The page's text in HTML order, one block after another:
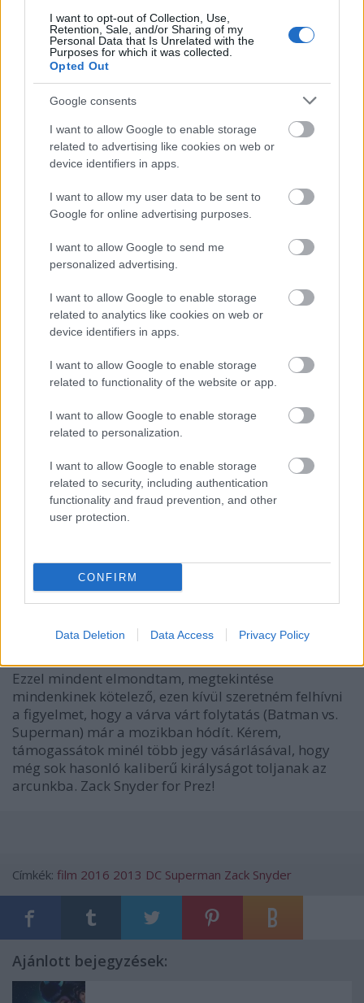
I want to opt-out of Collection, Use,
Retention, Sale, and/or Sharing of my
Personal Data that Is Unrelated with the
Purposes for which it was collected.
Opted Out
Google consents
I want to allow Google to enable storage
related to advertising like cookies on web or
device identifiers in apps.
I want to allow my user data to be sent to
Google for online advertising purposes.
I want to allow Google to send me
personalized advertising.
I want to allow Google to enable storage
related to analytics like cookies on web or
device identifiers in apps.
I want to allow Google to enable storage
related to functionality of the website or app.
I want to allow Google to enable storage
related to personalization.
I want to allow Google to enable storage
related to security, including authentication
functionality and fraud prevention, and other
user protection.
CONFIRM
Data Deletion Data Access Privacy Policy
karakterfejlődés" felesleges béklyóit. Néha random
történtek az események, egymástól függetlenül,
mindenféle értelem nélkül, ami egyáltalán nem
gond, elvégre ez egy szuperhősfilm, nem pedig A
féreglyukon át Morgan Freemannel. Itt az a lényeg,
hogy szórakoztató legyen, sok akcióval és rendkívüli
látvánnyal tálalva, ebben rejlik az Acélember igazi
ereje. Az Atyaisten már-már Michael Bay-i
magasságokba emelkedve robbantja fel Manhattan
folyamatos összecsapások is rendkívül izgalmasra
és pörgősre sikeredtek. A szövegkönyvért felelős
David Goyer szintén kitett magáért, nemhiába ő az
egyik legnépszerűbb képregényíró manapság.
Sikerült olyan mondatokkal gazdagítani a filmet,
amiknek hatására olyan kellemes érzés kerülgetett,
mintha egy '80-as évekbeli akciófilmet néztem volna
Dolph Lundgren főszereplésével.
Egy szó, mint száz, az Acélember végre megtestesíti
az igényes rajongók álmát, így kell kinéznie egy
zsánerfilmnek, kérem szépen. Ha tőszavakban kéne
jellemeznem, a következők lennének a legtalálóbbak:
BUMM-BUMM, DURR-DURR,
RATATATATATATTATTA, KA-BOOOM, RECCS, MIAÚ.
Ezzel mindent elmondtam, megtekintése
mindenkinek kötelező, ezen kívül szeretném felhívni
a figyelmet, hogy a várva várt folytatás (Batman vs.
Superman) már a mozikban hódít. Kérem,
támogassátok minél több jegy vásárlásával, hogy
még sok hasonló kaliberű királyságot toljanak az
arcunkba. Zack Snyder for Prez!
Címkék: film 2016 2013 DC Superman Zack Snyder
Ajánlott bejegyzések: